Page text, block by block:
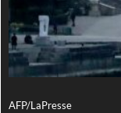
AFP/LaPresse